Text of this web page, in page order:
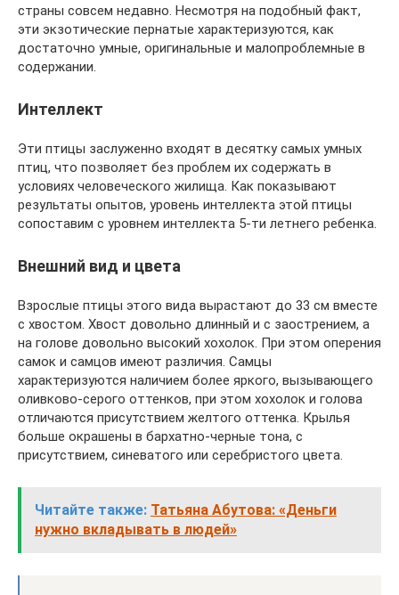
страны совсем недавно. Несмотря на подобный факт,
эти экзотические пернатые характеризуются, как
достаточно умные, оригинальные и малопроблемные в
содержании.
Интеллект
Эти птицы заслуженно входят в десятку самых умных
птиц, что позволяет без проблем их содержать в
условиях человеческого жилища. Как показывают
результаты опытов, уровень интеллекта этой птицы
сопоставим с уровнем интеллекта 5-ти летнего ребенка.
Внешний вид и цвета
Взрослые птицы этого вида вырастают до 33 см вместе
с хвостом. Хвост довольно длинный и с заострением, а
на голове довольно высокий хохолок. При этом оперения
самок и самцов имеют различия. Самцы
характеризуются наличием более яркого, вызывающего
оливково-серого оттенков, при этом хохолок и голова
отличаются присутствием желтого оттенка. Крылья
больше окрашены в бархатно-черные тона, с
присутствием, синеватого или серебристого цвета.
Читайте также: Татьяна Абутова: «Деньги
нужно вкладывать в людей»